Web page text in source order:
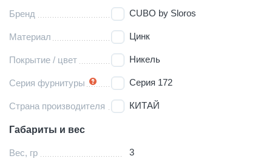
Бренд CUBO by Sloros
Материал Цинк
Покрытие / цвет Никель
Серия фурнитуры Серия 172
Страна производителя КИТАЙ
Габариты и вес
Вес, гр 3